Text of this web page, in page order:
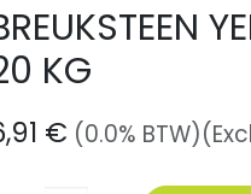
KG
€ (0.0% BTW)